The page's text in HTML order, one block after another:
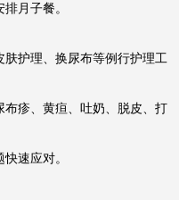
月子餐。
护理、换尿布等例行护理工
疹、黄疸、吐奶、脱皮、打
速应对。